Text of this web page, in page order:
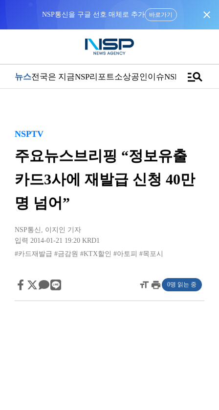
NSP통신을 구글 선호 매체로 추가 바로가기 close
뉴스전국은 지금NSP리포트소상공인이슈NSPTVmanage_search
NSPTV
주요뉴스브리핑 “정보유출
카드3사에 재발급 신청 40만
명 넘어”
NSP통신 , 이지인 기자
입력 2014-01-21 19:20 KRD1
#카드재발급 #금감원 #KTX할인 #아토피 #목포시
format_sizeprint 0명 읽는 중